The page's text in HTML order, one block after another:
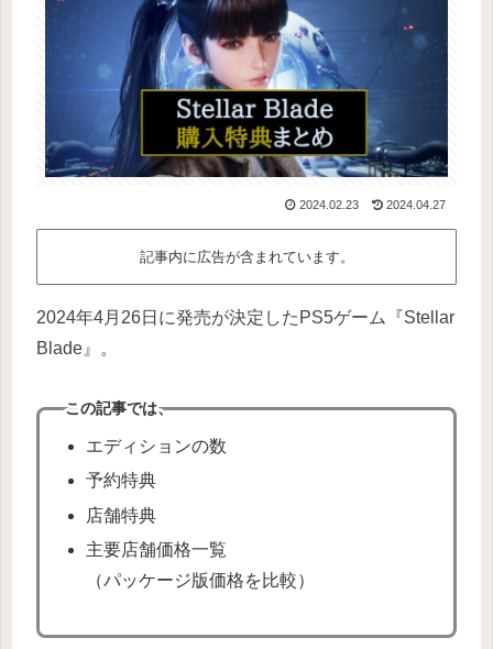
2024.02.23 2024.04.27
記事内に広告が含まれています。
2024年4月26日に発売が決定したPS5ゲーム『Stellar
Blade』。
この記事では、
エディションの数
予約特典
店舗特典
主要店舗価格一覧
（パッケージ版価格を比較）